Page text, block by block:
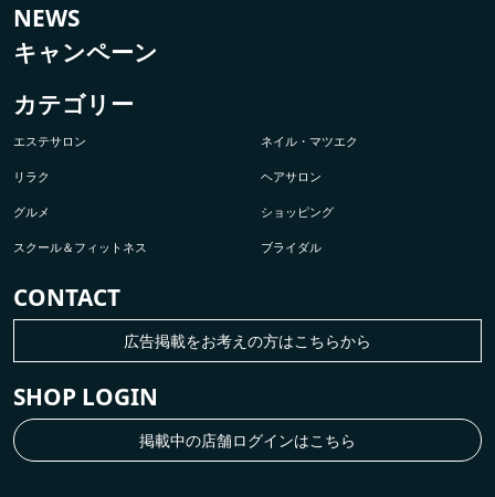
NEWS
キャンペーン
カテゴリー
エステサロン ネイル・マツエク
リラク ヘアサロン
グルメ ショッピング
スクール＆フィットネス ブライダル
SHOP LOGIN
掲載中の店舗ログインはこちら
CONTACT
広告掲載をお考えの方はこちらから